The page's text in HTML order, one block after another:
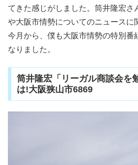
てきた感じがしました。筒井隆宏さ
や大阪市情勢についてのニュースに
今月から、僕も大阪市情勢の特別番
なりました。
筒井隆宏「リーガル商談会を
は!大阪狭山市6869